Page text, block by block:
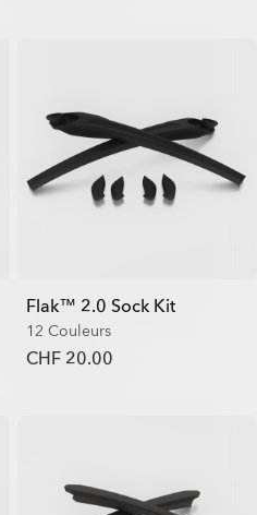
Flak™ 2.0 Sock Kit
12 Couleurs
CHF 20.00